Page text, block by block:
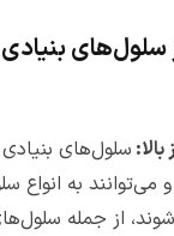
سلول‌های
سلول‌های
و می‌توانند به
از جمله